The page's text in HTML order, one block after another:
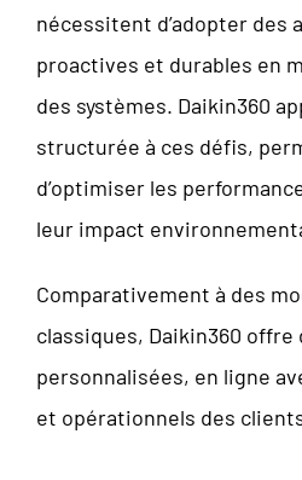
nécessitent d’adopter des
proactives et durables en
des systèmes. Daikin360
structurée à ces défis,
d’optimiser les
leur impact
Comparativement à des
classiques, Daikin360
personnalisées, en ligne
et opérationnels des